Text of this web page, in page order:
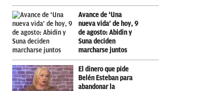
Avance de ‘Una
nueva vida’ de hoy, 9
de agosto: Abidin y
Suna deciden
marcharse juntos
El dinero que pide
Belén Esteban para
abandonar la